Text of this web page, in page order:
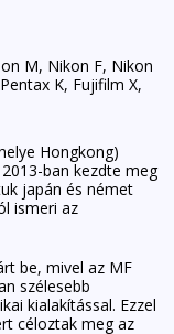
M, Nikon F, Nikon
K, Fujifilm X,
Hongkong)
ban kezdte meg
japán és német
ismeri az
be, mivel az MF
szélesebb
kialakítással. Ezzel
céloztak meg az